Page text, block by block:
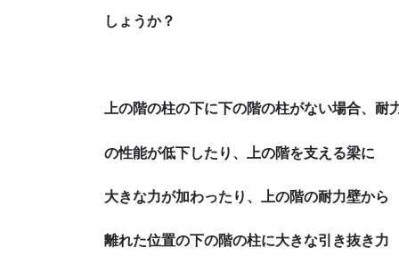
しょうか？
上の階の柱の下に下の階の柱がない場合、耐
の性能が低下したり、 上の階を支える梁に
大きな力が加わったり、上の階の耐力壁から
離れた位置の下の階の柱に大きな引き抜き力